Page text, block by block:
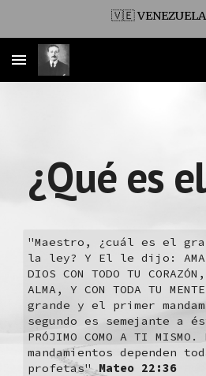
🇻🇪
¿Qué es
"Maestro, ¿cuál es el
la ley? Y El le dijo:
DIOS CON TODO TU
ALMA, Y CON TODA TU
grande y el primer
segundo es semejante a
PRÓJIMO COMO A TI
mandamientos dependen
profetas" Mateo 22:36